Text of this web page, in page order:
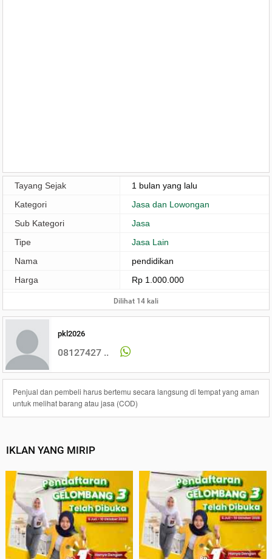
Tayang Sejak
1 bulan yang lalu
Kategori
Jasa dan Lowongan
Sub Kategori
Jasa
Tipe
Jasa Lain
Nama
pendidikan
Harga
Rp 1.000.000
Dilihat 14 kali
pkl2026
08127427 ..
Penjual dan pembeli harus bertemu secara langsung di tempat yang aman
untuk melihat barang atau jasa (COD)
IKLAN YANG MIRIP